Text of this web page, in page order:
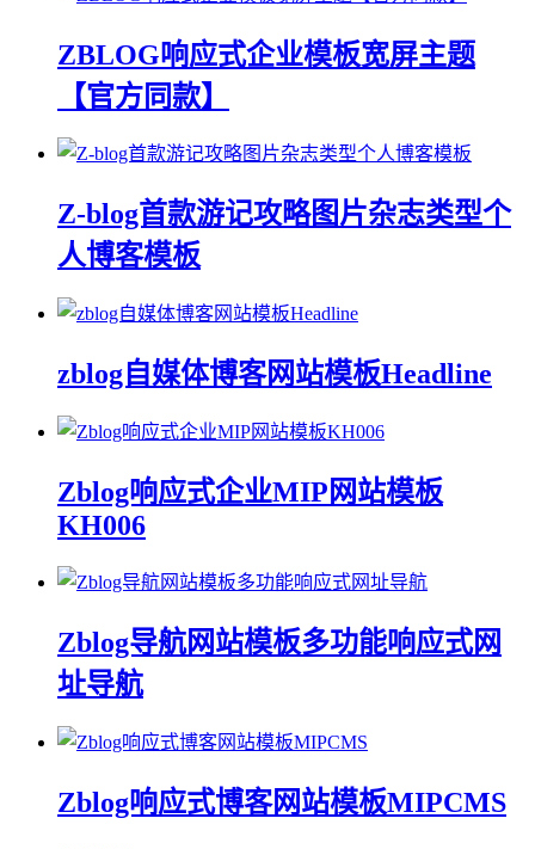
ZBLOG响应式企业模板宽屏主题
【官方同款】
Z-blog首款游记攻略图片杂志类型个
人博客模板
zblog自媒体博客网站模板Headline
Zblog响应式企业MIP网站模板
KH006
Zblog导航网站模板多功能响应式网
址导航
Zblog响应式博客网站模板MIPCMS